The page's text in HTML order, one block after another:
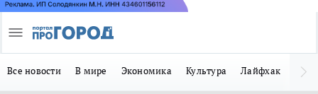
Все новости В мире Экономика Культура Лайфхак